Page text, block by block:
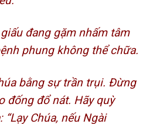
đang gặm nhấm tâm
phung không thể chữa.
bằng sự trần trụi. Đừng
đống đổ nát. Hãy quỳ
Chúa, nếu Ngài